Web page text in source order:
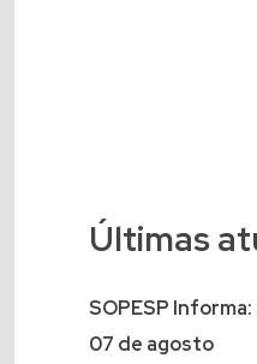
Últimas
SOPESP
07 de agosto